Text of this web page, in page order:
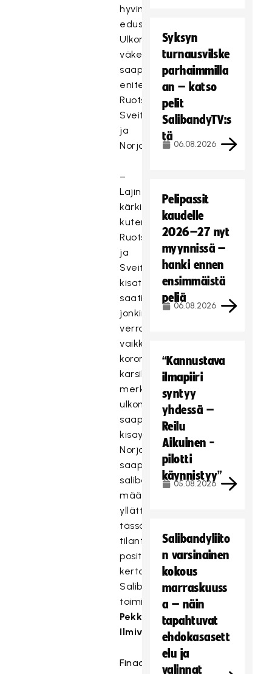
hyvin
edustettuina.
Ulkomailta
väkeä
saapui
eniten
Ruotsista,
Sveitsistä
ja
Norjasta.
–
Lajin
kärkimaista,
kuten
Ruotsista
ja
Sveitsistä,
kisaturisteja
saatiin
jonkin
verran,
vaikka
korona
karsikin
merkittävästi
ulkomailta
saapuvaa
kisayleisöä.
Norjasta
saapuneiden
salibandyfanien
määrä
yllätti
tässä
tilanteessa
positiivisesti,
kertoo
Salibandyliiton
toiminnanjohtaja
Pekka
Ilmivalta.
Finaaliotteluun
Syksyn
turnausvilske
parhaimmilla
an – katso
pelit
SalibandyTV:s
tä
06.08.2026
Pelipassit
kaudelle
2026–27 nyt
myynnissä –
hanki ennen
ensimmäistä
peliä
06.08.2026
“Kannustava
ilmapiiri
syntyy
yhdessä –
Reilu
Aikuinen -
pilotti
käynnistyy”
05.08.2026
Salibandyliito
n varsinainen
kokous
marraskuuss
a – näin
tapahtuvat
ehdokasasett
elu ja
valinnat